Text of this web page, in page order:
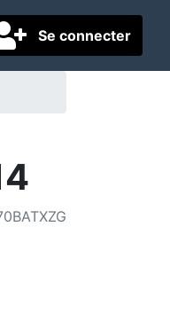
Se connecter